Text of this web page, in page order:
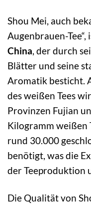
Shou Mei, auch
Augenbrauen-
China, der durch
Blätter und seine
Aromatik besticht.
des weißen Tees
Provinzen Fujian
Kilogramm weißen
rund 30.000
benötigt, was die
der Teeproduktion
Die Qualität von